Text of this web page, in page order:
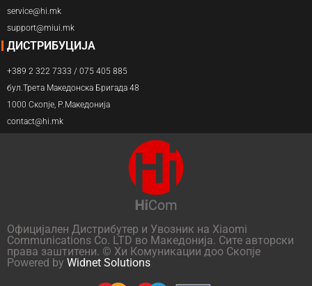
service@hi.mk
support@miui.mk
ДИСТРИБУЦИЈА
+389 2 322 7333 / 075 405 885
бул.Трета Македонска Бригада 48
1000 Скопје, Р.Македонија
contact@hi.mk
Официјален Дистрибутер и Увозник на Xiaomi
Communications Co. LTD во Македонија. Сите авторски
права заштитени. © Хи Комуникации доо Скопје
Powered by Widnet Solutions